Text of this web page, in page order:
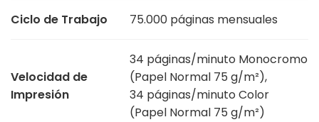
Ciclo de Trabajo 75.000 páginas mensuales
Velocidad de
Impresión
34 páginas/minuto Monocromo
(Papel Normal 75 g/m²),
34 páginas/minuto Color
(Papel Normal 75 g/m²)